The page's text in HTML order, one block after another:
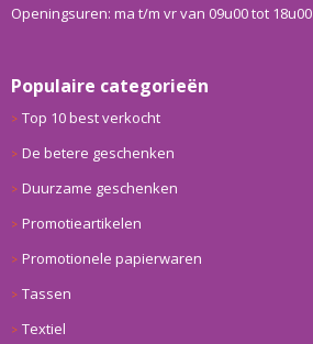
Openingsuren: ma t/m vr van 09u00 tot 18u00
Populaire categorieën
Top 10 best verkocht
De betere geschenken
Duurzame geschenken
Promotieartikelen
Promotionele papierwaren
Tassen
Textiel